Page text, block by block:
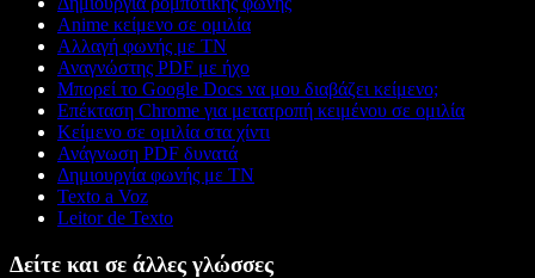
Anime κείμενο σε ομιλία
Αλλαγή φωνής με ΤΝ
Αναγνώστης PDF με ήχο
Μπορεί το Google Docs να μου διαβάζει κείμενο;
Επέκταση Chrome για μετατροπή κειμένου σε ομιλία
Κείμενο σε ομιλία στα χίντι
Ανάγνωση PDF δυνατά
Δημιουργία φωνής με ΤΝ
Texto a Voz
Leitor de Texto
Δείτε και σε άλλες γλώσσες